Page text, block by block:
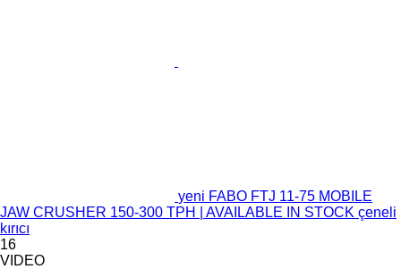
yeni FABO FTJ 11-75 MOBILE
JAW CRUSHER 150-300 TPH | AVAILABLE IN STOCK çeneli
kırıcı
16
VIDEO